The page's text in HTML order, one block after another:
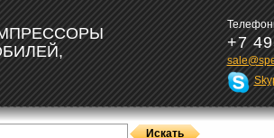
+7